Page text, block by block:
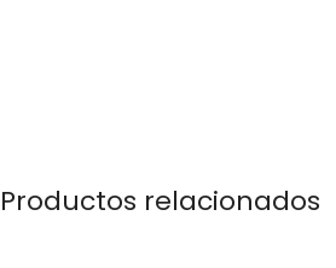
Productos relacionados